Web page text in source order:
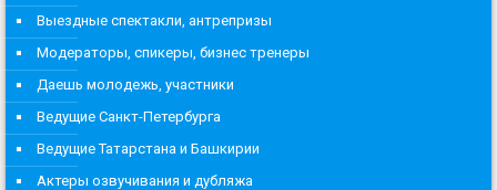
Выездные спектакли, антрепризы
Модераторы, спикеры, бизнес тренеры
Даешь молодежь, участники
Ведущие Санкт-Петербурга
Ведущие Татарстана и Башкирии
Актеры озвучивания и дубляжа